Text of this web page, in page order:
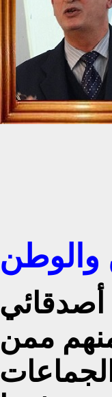
والوطن
ممن